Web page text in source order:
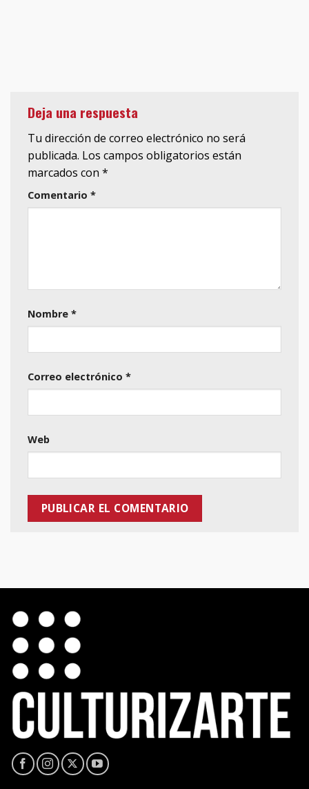
Deja una respuesta
Tu dirección de correo electrónico no será
publicada. Los campos obligatorios están
marcados con *
Comentario *
Nombre *
Correo electrónico *
Web